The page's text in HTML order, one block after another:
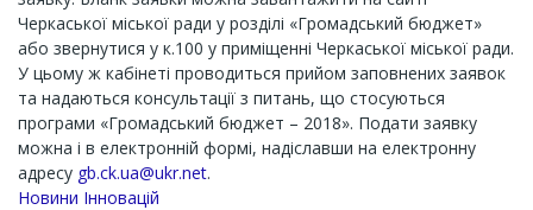
Черкаської міської ради у розділі «Громадський бюджет»
або звернутися у к.100 у приміщенні Черкаської міської ради.
У цьому ж кабінеті проводиться прийом заповнених заявок
та надаються консультації з питань, що стосуються
програми «Громадський бюджет – 2018». Подати заявку
можна і в електронній формі, надіславши на електронну
адресу gb.ck.ua@ukr.net.
Новини Інновацій